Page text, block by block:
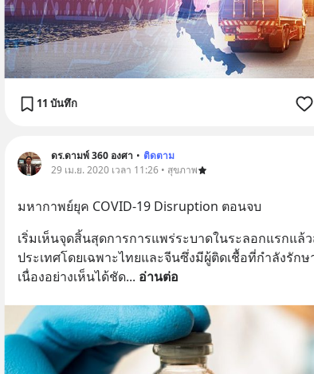
11 บันทึก
ดร.ดามพ์ 360 องศา • ติดตาม
29 เม.ย. 2020 เวลา 11:26 • สุขภาพ
มหากาพย์ยุค COVID-19 Disruption ตอนจบ
เริ่มเห็นจุดสิ้นสุดการการแพร่ระบาดในระลอกแรกแล้
ประเทศโดยเฉพาะไทยและจีนซึ่งมีผู้ติดเชื้อที่กำลังรัก
เนื่องอย่างเห็นได้ชัด... อ่านต่อ